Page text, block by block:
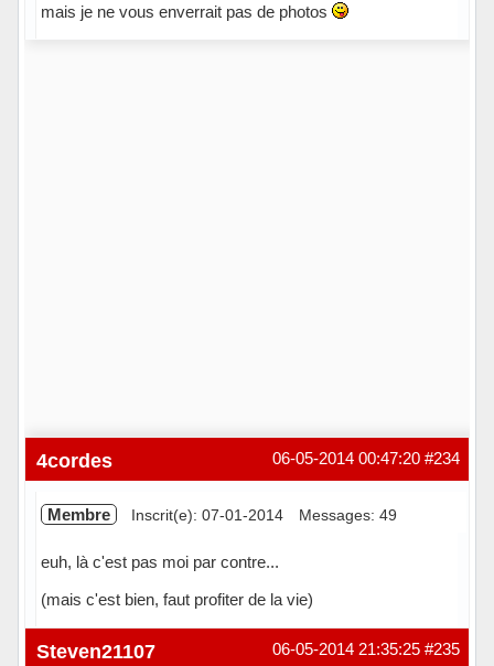
mais je ne vous enverrait pas de photos
#234
06-05-2014 00:47:20
4cordes
Membre Inscrit(e): 07-01-2014 Messages: 49
euh, là c'est pas moi par contre...
(mais c'est bien, faut profiter de la vie)
Hors ligne #235
06-05-2014 21:35:25
Steven21107